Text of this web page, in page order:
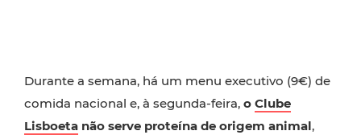
Durante a semana, há um menu executivo (9€) de
comida nacional e, à segunda-feira, o Clube
Lisboeta não serve proteína de origem animal,